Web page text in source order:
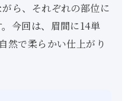
ら、それぞれの部位に
今回は、眉間に14単
然で柔らかい仕上がり